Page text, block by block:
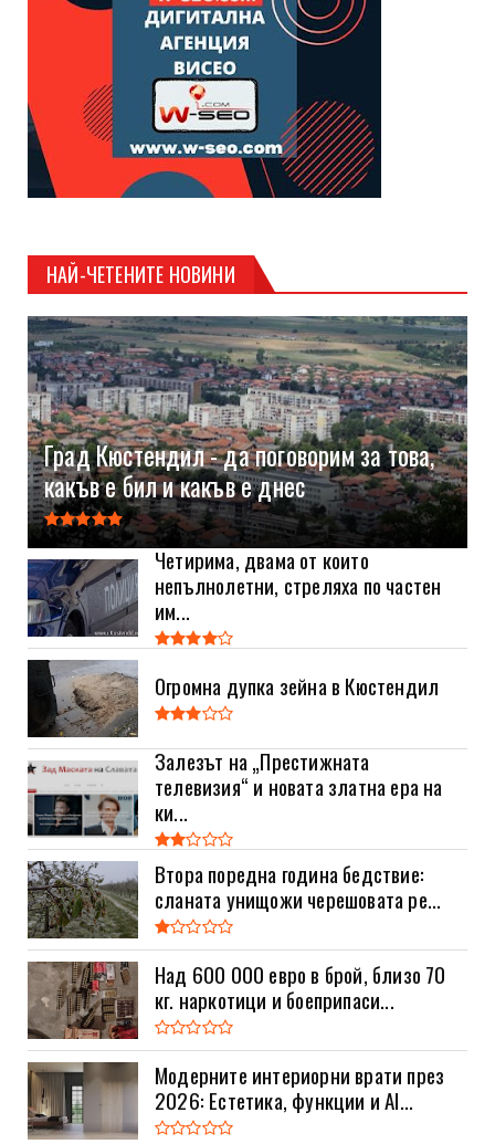
НАЙ-ЧЕТЕНИТЕ НОВИНИ
Град Кюстендил - да поговорим за това,
какъв е бил и какъв е днес
Четирима, двама от които
непълнолетни, стреляха по частен
им...
Огромна дупка зейна в Кюстендил
Залезът на „Престижната
телевизия“ и новата златна ера на
ки...
Втора поредна година бедствие:
сланата унищожи черешовата ре...
Над 600 000 евро в брой, близо 70
кг. наркотици и боеприпаси...
Модерните интериорни врати през
2026: Естетика, функции и AI...